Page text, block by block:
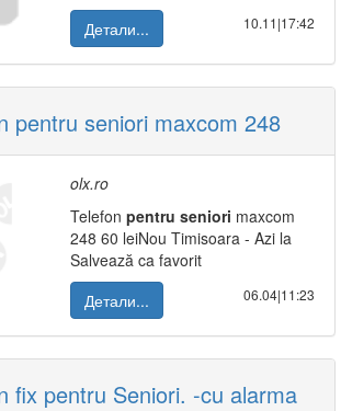
Детали...
10.11|17:42
pentru seniori maxcom 248
olx.ro
Telefon pentru seniori maxcom
248 60 leiNou Timisoara - Azi la
Salvează ca favorit
Детали...
06.04|11:23
fix pentru Seniori. -cu alarma